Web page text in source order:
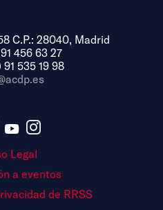
C.P.: 28040, Madrid
456 63 27
91 535 19 98
Legal
a eventos
de RRSS